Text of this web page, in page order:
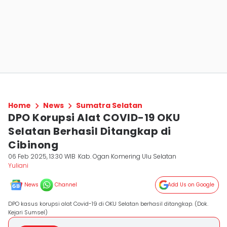
Home News Sumatra Selatan
DPO Korupsi Alat COVID-19 OKU
Selatan Berhasil Ditangkap di
Cibinong
06 Feb 2025, 13:30 WIB Kab. Ogan Komering Ulu Selatan
Yuliani
News Channel Add Us on Google
DPO kasus korupsi alat Covid-19 di OKU Selatan berhasil ditangkap. (Dok.
Kejari Sumsel)